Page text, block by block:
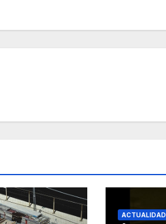
ACTUALIDAD